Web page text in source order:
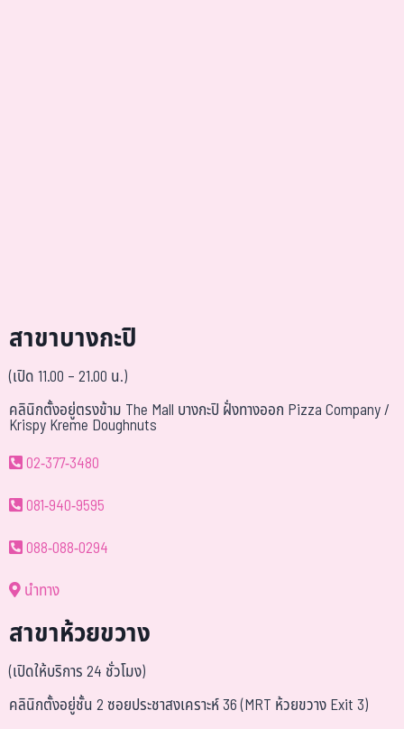
สาขาบางกะปิ
(เปิด 11.00 – 21.00 น.)
คลินิกตั้งอยู่ตรงข้าม The Mall บางกะปิ ฝั่งทางออก Pizza Company /
Krispy Kreme Doughnuts
02-377-3480
081-940-9595
088-088-0294
นำทาง
สาขาห้วยขวาง
(เปิดให้บริการ 24 ชั่วโมง)
คลินิกตั้งอยู่ชั้น 2 ซอยประชาสงเคราะห์ 36 (MRT ห้วยขวาง Exit 3)